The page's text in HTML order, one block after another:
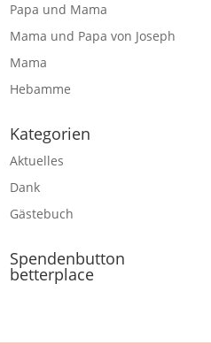
Papa und Mama
Mama und Papa von Joseph
Mama
Hebamme
Kategorien
Aktuelles
Dank
Gästebuch
Spendenbutton
betterplace